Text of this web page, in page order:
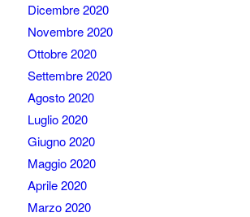
Dicembre 2020
Novembre 2020
Ottobre 2020
Settembre 2020
Agosto 2020
Luglio 2020
Giugno 2020
Maggio 2020
Aprile 2020
Marzo 2020